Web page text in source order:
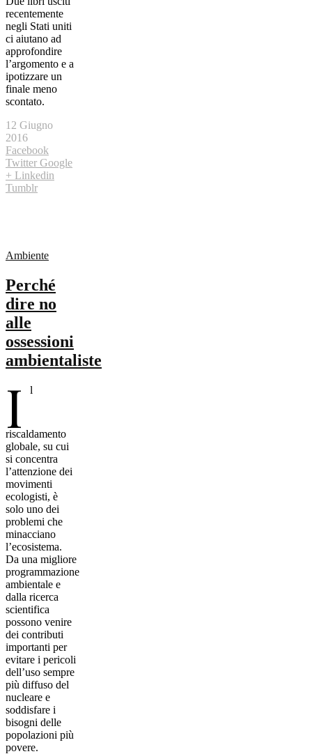
recentemente
negli Stati uniti
ci aiutano ad
approfondire
l’argomento e a
ipotizzare un
finale meno
scontato.
12 Giugno
2016
Facebook
Twitter Google
+ Linkedin
Tumblr
Ambiente
Perché
dire no
alle
ossessioni
ambientaliste
I l
riscaldamento
globale, su cui
si concentra
l’attenzione dei
movimenti
ecologisti, è
solo uno dei
problemi che
minacciano
l’ecosistema.
Da una migliore
programmazione
ambientale e
dalla ricerca
scientifica
possono venire
dei contributi
importanti per
evitare i pericoli
dell’uso sempre
più diffuso del
nucleare e
soddisfare i
bisogni delle
popolazioni più
povere.